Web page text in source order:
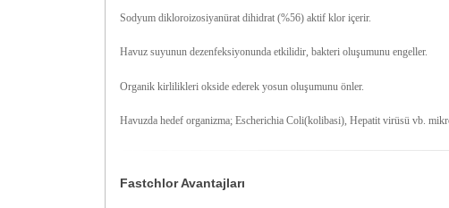
Sodyum dikloroizosiyanürat dihidrat (%56) aktif klor içerir.
Havuz suyunun dezenfeksiyonunda etkilidir, bakteri oluşumunu engeller.
Organik kirlilikleri okside ederek yosun oluşumunu önler.
Havuzda hedef organizma; Escherichia Coli(kolibasi), Hepatit virüsü vb.
Fastchlor Avantajları